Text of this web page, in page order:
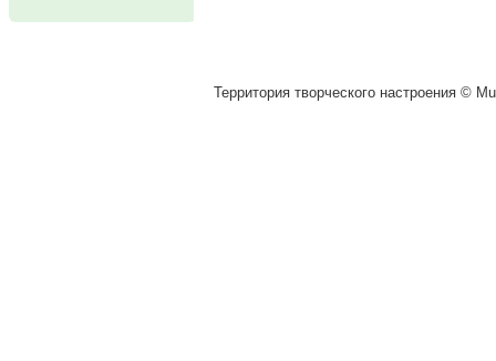
Территория творческого настроения ©